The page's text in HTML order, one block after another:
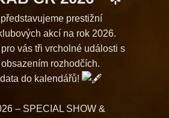
prestižní
akcí na rok 2026.
vás tři vrcholné události s
rozhodčích.
do kalendářů!
– SPECIAL SHOW &